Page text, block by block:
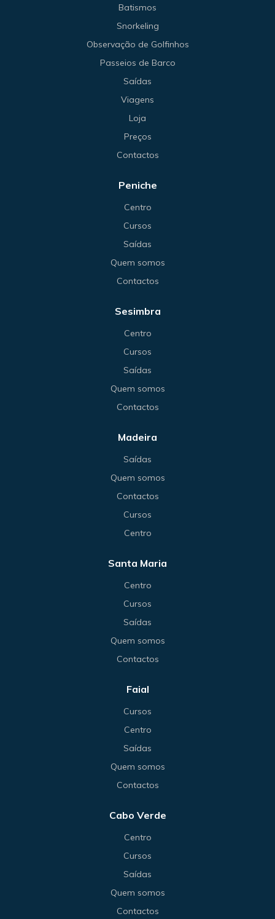
Batismos
Snorkeling
Observação de Golfinhos
Passeios de Barco
Saídas
Viagens
Loja
Preços
Contactos
Peniche
Centro
Cursos
Saídas
Quem somos
Contactos
Sesimbra
Centro
Cursos
Saídas
Quem somos
Contactos
Madeira
Saídas
Quem somos
Contactos
Cursos
Centro
Santa Maria
Centro
Cursos
Saídas
Quem somos
Contactos
Faial
Cursos
Centro
Saídas
Quem somos
Contactos
Cabo Verde
Centro
Cursos
Saídas
Quem somos
Contactos